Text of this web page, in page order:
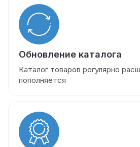
Обновление каталога
Каталог товаров регулярно
пополняется